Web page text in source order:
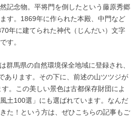
記念物。平将門を倒したという藤原秀郷
す。1869年に作られた本殿、中門など
年に建てられた神代（じんだい）文字
す。
群馬県の自然環境保全地域に登録され、
あります。その下に、前述の山ツツジが
。この美しい景色は古都保存財団によ
土100選」にも選ばれています。なんだ
た！という方は、ぜひこちらの記事もご